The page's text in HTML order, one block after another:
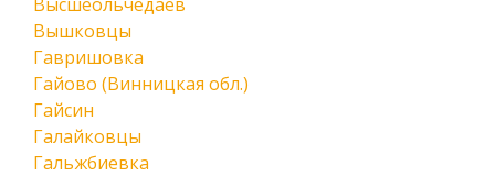
Вышковцы
Гавришовка
Гайово (Винницкая обл.)
Гайсин
Галайковцы
Гальжбиевка